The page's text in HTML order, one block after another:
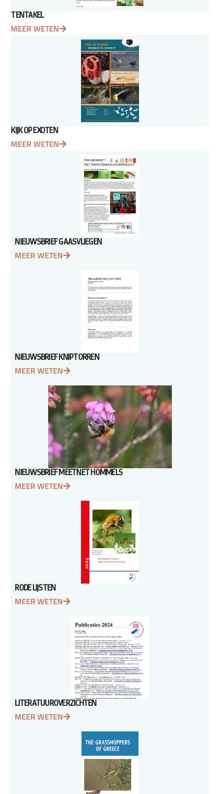
TENTAKEL
MEER WETEN
KIJK OP EXOTEN
MEER WETEN
NIEUWSBRIEF GAASVLIEGEN
MEER WETEN
NIEUWSBRIEF KNIPTORREN
MEER WETEN
NIEUWSBRIEF MEETNET HOMMELS
MEER WETEN
RODE LIJSTEN
MEER WETEN
LITERATUUROVERZICHTEN
MEER WETEN